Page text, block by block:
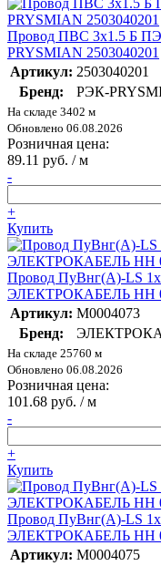
Провод ПВС 3х1.5 Б
PRYSMIAN 2503040201
Артикул: 2503040201
Бренд:
РЭК-
На складе 3402 м
Обновлено 06.08.2026
Розничная цена:
89.11 руб. / м
-
+
Купить
Провод ПуВнг(А)-LS
ЭЛЕКТРОКАБЕЛЬ НН
Артикул: M0004073
Бренд:
На складе 25760 м
Обновлено 06.08.2026
Розничная цена:
101.68 руб. / м
-
+
Купить
Провод ПуВнг(А)-LS
ЭЛЕКТРОКАБЕЛЬ НН
Артикул: M0004075